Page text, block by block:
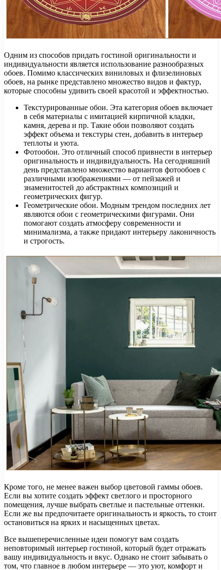
Одним из способов придать гостиной оригинальности и
индивидуальности является использование разнообразных
обоев. Помимо классических виниловых и флизелиновых
обоев, на рынке представлено множество видов и фактур,
которые способны удивить своей красотой и эффектностью.
Текстурированные обои. Эта категория обоев включает
в себя материалы с имитацией кирпичной кладки,
камня, дерева и пр. Такие обои позволяют создать
эффект объема и текстуры стен, добавить в интерьер
теплоты и уюта.
Фотообои. Это отличный способ привнести в интерьер
оригинальность и индивидуальность. На сегодняшний
день представлено множество вариантов фотообоев с
различными изображениями — от пейзажей и
знаменитостей до абстрактных композиций и
геометрических фигур.
Геометрические обои. Модным трендом последних лет
являются обои с геометрическими фигурами. Они
помогают создать атмосферу современности и
минимализма, а также придают интерьеру лаконичность
и строгость.
Кроме того, не менее важен выбор цветовой гаммы обоев.
Если вы хотите создать эффект светлого и просторного
помещения, лучше выбрать светлые и пастельные оттенки.
Если же вы предпочитаете оригинальность и яркость, то стоит
остановиться на ярких и насыщенных цветах.
Все вышеперечисленные идеи помогут вам создать
неповторимый интерьер гостиной, который будет отражать
вашу индивидуальность и вкус. Однако не стоит забывать о
том, что главное в любом интерьере — это уют, комфорт и